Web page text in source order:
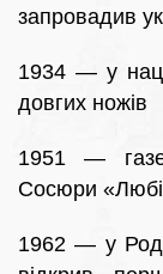
запровадив
1934 — у
довгих ножів
1951 —
Сосюри
1962 — у